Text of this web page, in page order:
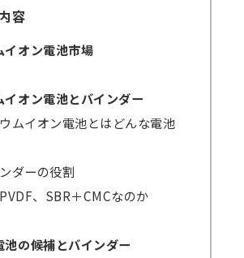
容
イオン電池市場
イオン電池とバインダー
イオン電池とはどんな電池
ーの役割
、SBR＋CMCなのか
池の候補とバインダー